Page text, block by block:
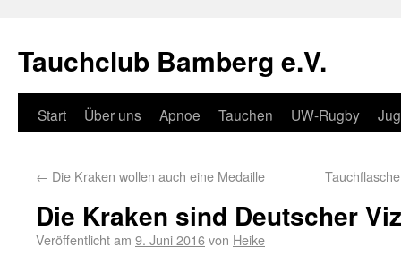
Tauchclub Bamberg e.V.
Start Über uns Apnoe Tauchen UW-Rugby
← Die Kraken wollen auch eine Medaille
Die Kraken sind Deutscher
Veröffentlicht am 9. Juni 2016von Heike